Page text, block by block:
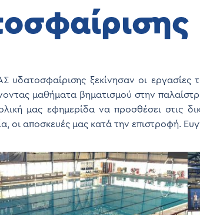
ξεκίνησαν οι
μαθήματα βηματισμού στην
μας εφημερίδα να προσθέσει στις
οι αποσκευές μας κατά την επιστροφή.